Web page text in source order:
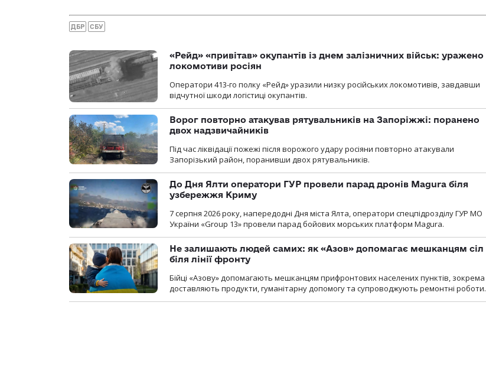
ДБР СБУ
«Рейд» «привітав» окупантів із днем залізничних військ: уражено
локомотиви росіян
Оператори 413-го полку «Рейд» уразили низку російських локомотивів, завдавши
відчутної шкоди логістиці окупантів.
Ворог повторно атакував рятувальників на Запоріжжі: поранено
двох надзвичайників
Під час ліквідації пожежі після ворожого удару росіяни повторно атакували
Запорізький район, поранивши двох рятувальників.
До Дня Ялти оператори ГУР провели парад дронів Magura біля
узбережжя Криму
7 серпня 2026 року, напередодні Дня міста Ялта, оператори спецпідрозділу ГУР МО
України «Group 13» провели парад бойових морських платформ Magura.
Не залишають людей самих: як «Азов» допомагає мешканцям сіл
біля лінії фронту
Бійці «Азову» допомагають мешканцям прифронтових населених пунктів, зокрема
доставляють продукти, гуманітарну допомогу та супроводжують ремонтні роботи.